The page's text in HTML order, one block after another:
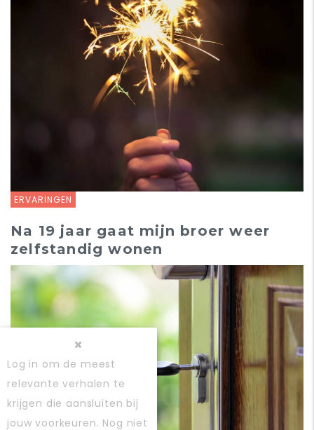
ERVARINGEN
Na 19 jaar gaat mijn broer weer
zelfstandig wonen
Log in om de meest
relevante verhalen te
krijgen die aansluiten bij
jouw voorkeuren. Nog niet